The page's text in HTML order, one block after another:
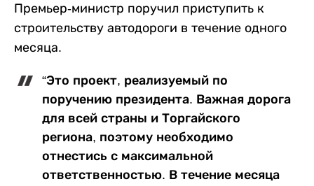
Премьер-министр поручил приступить к
строительству автодороги в течение одного
месяца.
“Это проект, реализуемый по
поручению президента. Важная дорога
для всей страны и Торгайского
региона, поэтому необходимо
отнестись с максимальной
ответственностью. В течение месяца